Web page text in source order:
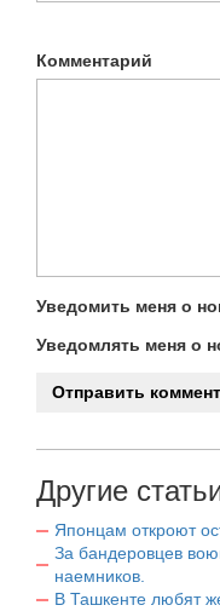
Комментарий
Уведомить меня о
Уведомлять меня о
Другие
Японцам откроют
За бандеровцев
наемников.
В Ташкенте любят